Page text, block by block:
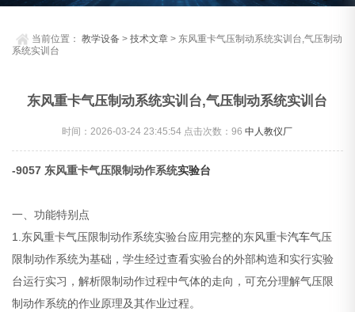
当前位置：教学设备 >技术文章 > 东风重卡气压制动系统实训台,气压制动
系统实训台
东风重卡气压制动系统实训台,气压制动系统实训台
时间：2026-03-24 23:45:54 点击次数：96中人教仪厂
-9057 东风重卡气压限制动作系统实验台
一、功能特别点
1.东风重卡气压限制动作系统实验台应用完整的东风重卡汽车气压
限制动作系统为基础，学生经过查看实验台的外部构造和实行实验
台运行实习，解析限制动作过程中气体的走向，可充分理解气压限
制动作系统的作业原理及其作业过程。